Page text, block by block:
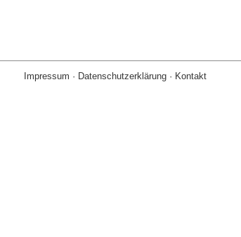
Impressum · Datenschutzerklärung · Kontakt